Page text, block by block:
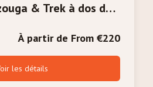
& Trek à dos de
À partir de From €220
les détails